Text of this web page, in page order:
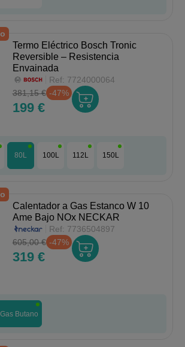
Termo Eléctrico Bosch Tronic
Reversible – Resistencia
Envainada
Ref: 7724000064
381,15 € -47%
199 €
80L 100L 112L 150L
Calentador a Gas Estanco W 10
Ame Bajo NOx NECKAR
Ref: 7736504897
605,00 € -47%
319 €
Gas Butano